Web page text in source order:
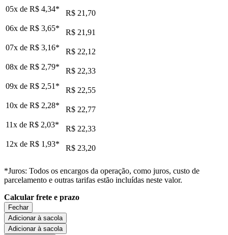
05x de R$ 4,34*
R$ 21,70
06x de R$ 3,65*
R$ 21,91
07x de R$ 3,16*
R$ 22,12
08x de R$ 2,79*
R$ 22,33
09x de R$ 2,51*
R$ 22,55
10x de R$ 2,28*
R$ 22,77
11x de R$ 2,03*
R$ 22,33
12x de R$ 1,93* R$ 23,20
*Juros: Todos os encargos da operação, como juros, custo de
parcelamento e outras tarifas estão incluídas neste valor.
Calcular frete e prazo
Fechar
Adicionar à sacola
Adicionar à sacola